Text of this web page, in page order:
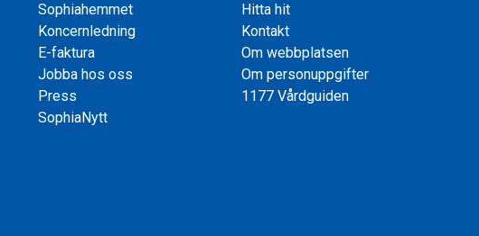
Sophiahemmet
Koncernledning
E-faktura
Jobba hos oss
Press
SophiaNytt
Hitta hit
Kontakt
Om webbplatsen
Om personuppgifter
1177 Vårdguiden